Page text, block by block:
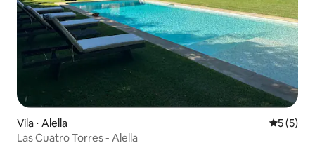
Vila ⋅ Alella 5 de
5 (5)
Las Cuatro Torres - Alella